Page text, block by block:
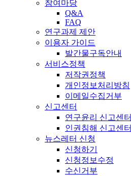
참여마당
Q&A
FAQ
연구과제 제안
이용자 가이드
발간물구독안내
서비스정책
저작권정책
개인정보처리방침
이메일수집거부
신고센터
연구윤리 신고센터
인권침해 신고센터
뉴스레터 신청
신청하기
신청정보수정
수신거부